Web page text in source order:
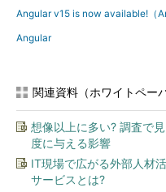
Angular v15 is now available!（
Angular
関連資料（ホワイトペーパ
想像以上に多い? 調査で
度に与える影響
IT現場で広がる外部人材
サービスとは?